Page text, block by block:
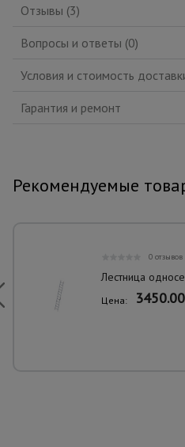
Отзывы (3)
Вопросы и ответы (0)
Условия и стоимость
Гарантия и ремонт
Рекомендуемые
0 отзывов
Лестница
Цена: